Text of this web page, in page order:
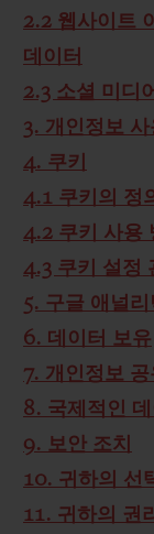
2.2 웹사이트
데이터
2.3 소셜 미디
3. 개인정보 사
4. 쿠키
4.1 쿠키의 정
4.2 쿠키 사용
4.3 쿠키 설정
5. 구글 애널리
6. 데이터 보유
7. 개인정보
8. 국제적인
9. 보안 조치
10. 귀하의 선
11. 귀하의 권리